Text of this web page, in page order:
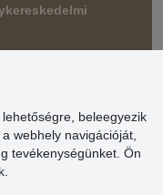
beleegyezik
webhely navigációját,
tevékenységünket. Ön